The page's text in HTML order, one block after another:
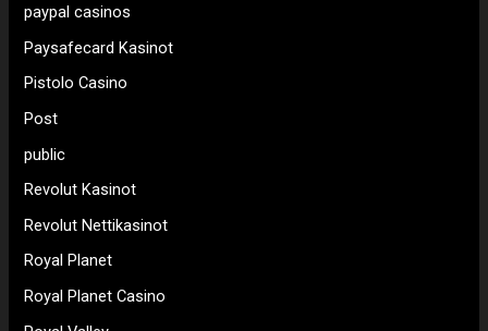
paypal casinos
Paysafecard Kasinot
Pistolo Casino
Post
public
Revolut Kasinot
Revolut Nettikasinot
Royal Planet
Royal Planet Casino